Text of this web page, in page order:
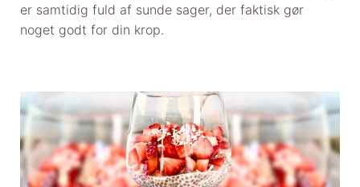
er samtidig fuld af sunde sager, der faktisk gør
noget godt for din krop.